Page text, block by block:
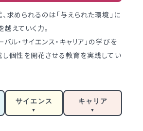
ドデザイン
ンフ）
求められるのは「与えられた環境」に
越えていく力。
バル・サイエンス・キャリア」の学びを
個性を開花させる教育を実践してい
サイエンス キャリア